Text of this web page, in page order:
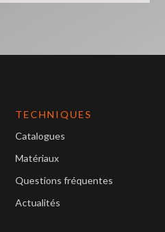
TECHNIQUES
Catalogues
Matériaux
Questions fréquentes
Actualités